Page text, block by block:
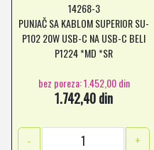
14268-3
PUNJAČ SA KABLOM SUPERIOR SU-
P102 20W USB-C NA USB-C BELI
P1224 *MD *SR
bez poreza: 1.452,00 din
1.742,40 din
-
+